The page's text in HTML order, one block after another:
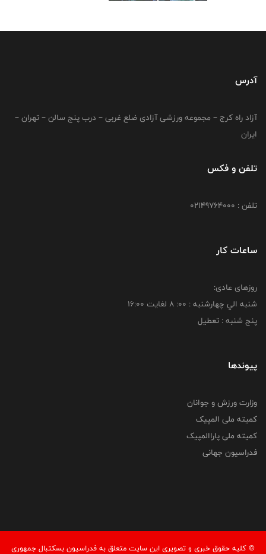
آدرس
آزاد راه کرج – مجموعه ورزشی آزادی ضلع غربی – درب پنج سالن – تهران –
ایران
تلفن و فکس
تلفن : 02149764000
ساعات کار
روزهای عادی:
شنبه الي چهارشنبه : 00: 8 لغايت 16:00
پنج شنبه : تعطیل
پیوندها
وزارت ورزش و جوانان
کمیته ملی المپیک
کمیته ملی پاراالمپیک
فدراسیون جهانی
© کليه حقوق خبری و تصويری اين سايت متعلق به فدراسیون بسکتبال جمهوری